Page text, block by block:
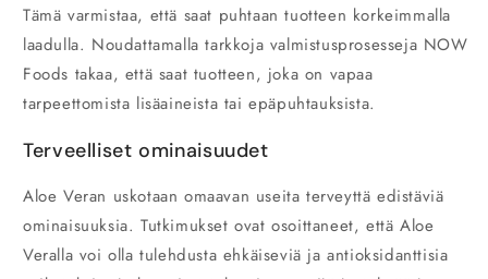
Tämä varmistaa, että saat puhtaan tuotteen korkeimmalla
laadulla. Noudattamalla tarkkoja valmistusprosesseja NOW
Foods takaa, että saat tuotteen, joka on vapaa
tarpeettomista lisäaineista tai epäpuhtauksista.
Terveelliset ominaisuudet
Aloe Veran uskotaan omaavan useita terveyttä edistäviä
ominaisuuksia. Tutkimukset ovat osoittaneet, että Aloe
Veralla voi olla tulehdusta ehkäiseviä ja antioksidanttisia